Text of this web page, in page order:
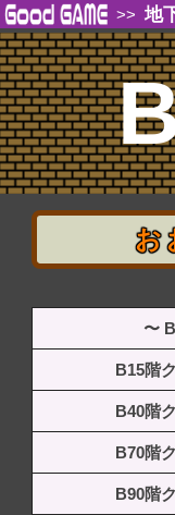
>> 地
お
〜
B15階
B40階
B70階
B90階